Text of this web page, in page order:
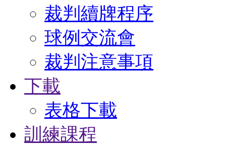
裁判續牌程序
球例交流會
裁判注意事項
下載
表格下載
訓練課程